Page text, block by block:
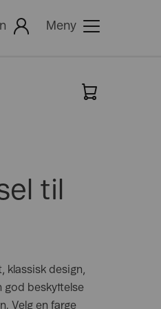
Meny
Sidertil
klassisk design,
god beskyttelse
Velg en farge